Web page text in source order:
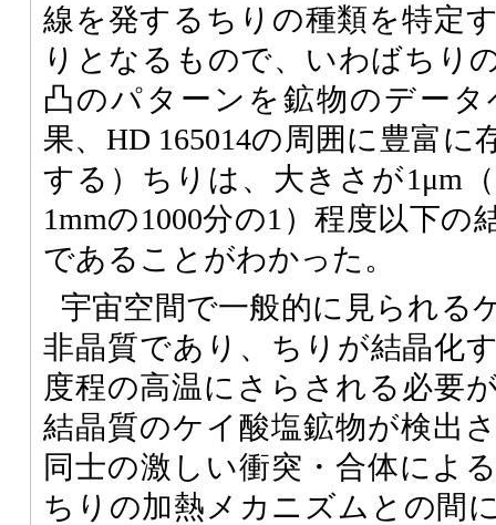
線を発するちりの種類を特定
りとなるもので、いわばちり
凸のパターンを鉱物のデー
果、HD 165014の周囲に豊富に
する）ちりは、大きさが1μm
1mmの1000分の1）程度以下の
であることがわかった。
宇宙空間で一般的に見られる
非晶質であり、ちりが結晶化
度程の高温にさらされる必要
結晶質のケイ酸塩鉱物が検出
同士の激しい衝突・合体によ
ちりの加熱メカニズムとの間